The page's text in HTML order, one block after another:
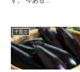
子育て